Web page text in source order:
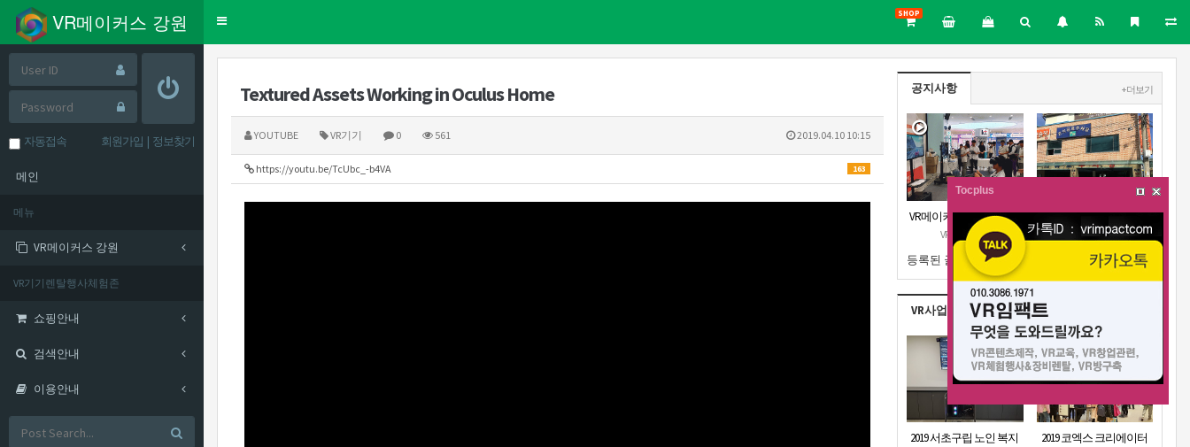
VR메이커스 강원
Toggle
SHOP
자동접속 회원가입 | 정보찾기
메인
메뉴
VR메이커스 강원
VR기기렌탈행사체험존
쇼핑안내
검색안내
이용안내
Textured Assets Working in Oculus Home
YOUTUBE VR기기 0 561 2019.04.10 10:15
163
https://youtu.be/TcUbc_-b4VA
공지사항 + 더보기
VR메이커스 강원지부 오
픈 공고
VR메이커스
강원지부 근처 주차장안
내
VR메이커스
등록된 글이 없습니다.
VR사업실적
2019 서초구립 노인 복지
2019 코엑스 크리에이터
Tocplus